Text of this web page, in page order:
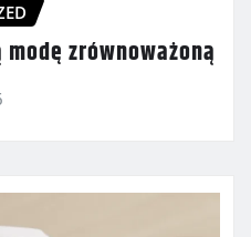
zrównoważoną